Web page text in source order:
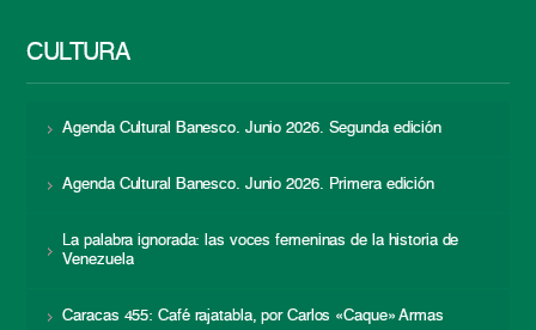
CULTURA
Agenda Cultural Banesco. Junio 2026. Segunda edición
Agenda Cultural Banesco. Junio 2026. Primera edición
La palabra ignorada: las voces femeninas de la historia de
Venezuela
Caracas 455: Café rajatabla, por Carlos «Caque» Armas